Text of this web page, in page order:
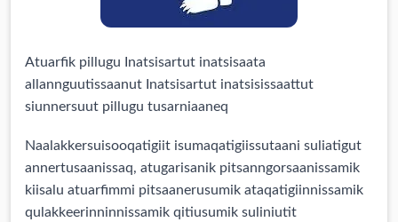
Atuarfik pillugu Inatsisartut inatsisaata
allannguutissaanut Inatsisartut inatsisissaattut
siunnersuut pillugu tusarniaaneq
Naalakkersuisooqatigiit isumaqatigiissutaani suliatigut
annertusaanissaq, atugarisanik pitsanngorsaanissamik
kiisalu atuarfimmi pitsaanerusumik ataqatigiinnissamik
qulakkeerinninnissamik qitiusumik suliniutit